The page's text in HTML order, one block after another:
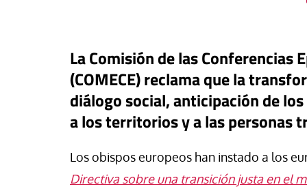
La Comisión de las Conferencias
(COMECE) reclama que la
diálogo social, anticipación de
a los territorios y a las personas
Los obispos europeos han instado a los
Directiva sobre una transición justa en el
de Migraciones pide una
menores que permanecen
#EstáPasando
Argentina y Perú a
noviembre